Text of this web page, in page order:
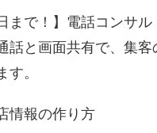
まで！】電話コンサル
話と画面共有で、集客
す。
情報の作り方